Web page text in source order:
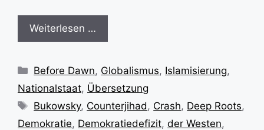
Weiterlesen …
Kategorien
Before Dawn, Globalismus, Islamisierung,
Nationalstaat, Übersetzung
Schlagwörter
Bukowsky, Counterjihad, Crash, Deep Roots,
Demokratie, Demokratiedefizit, der Westen,